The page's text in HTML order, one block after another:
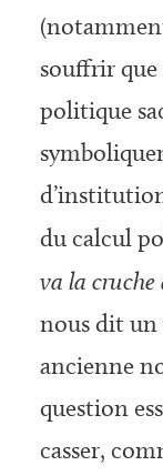
souffrir que
politique
du calcul
va la cruche
nous dit un
ancienne
question
casser,